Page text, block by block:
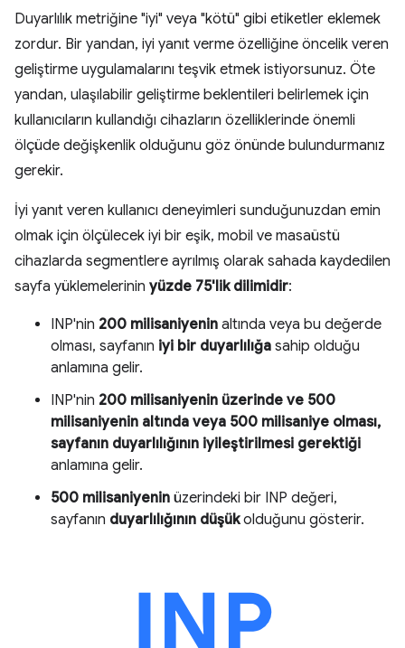
Duyarlılık metriğine "iyi" veya "kötü" gibi etiketler eklemek
zordur. Bir yandan, iyi yanıt verme özelliğine öncelik veren
geliştirme uygulamalarını teşvik etmek istiyorsunuz. Öte
yandan, ulaşılabilir geliştirme beklentileri belirlemek için
kullanıcıların kullandığı cihazların özelliklerinde önemli
ölçüde değişkenlik olduğunu göz önünde bulundurmanız
gerekir.
İyi yanıt veren kullanıcı deneyimleri sunduğunuzdan emin
olmak için ölçülecek iyi bir eşik, mobil ve masaüstü
cihazlarda segmentlere ayrılmış olarak sahada kaydedilen
sayfa yüklemelerinin yüzde 75'lik dilimidir:
INP'nin 200 milisaniyenin altında veya bu değerde
olması, sayfanın iyi bir duyarlılığa sahip olduğu
anlamına gelir.
INP'nin 200 milisaniyenin üzerinde ve 500
milisaniyenin altında veya 500 milisaniye olması,
sayfanın duyarlılığının iyileştirilmesi gerektiği
anlamına gelir.
500 milisaniyenin üzerindeki bir INP değeri,
sayfanın duyarlılığının düşükolduğunu gösterir.